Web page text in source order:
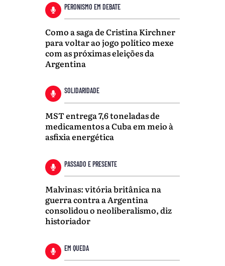
PERONISMO EM DEBATE
Como a saga de Cristina Kirchner
para voltar ao jogo político mexe
com as próximas eleições da
Argentina
SOLIDARIDADE
MST entrega 7,6 toneladas de
medicamentos a Cuba em meio à
asfixia energética
PASSADO E PRESENTE
Malvinas: vitória britânica na
guerra contra a Argentina
consolidou o neoliberalismo, diz
historiador
EM QUEDA